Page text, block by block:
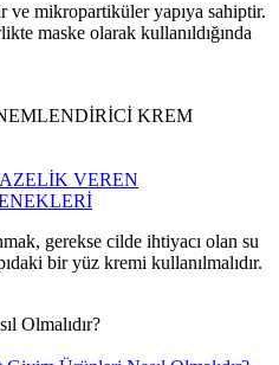
mikropartiküler yapıya sahiptir.
maske olarak kullanıldığında
VEREN
gerekse cilde ihtiyacı olan su
bir yüz kremi kullanılmalıdır.